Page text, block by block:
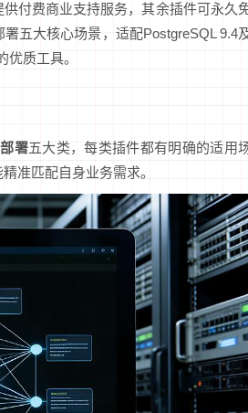
付费商业支持服务，其余插件可永久
五大核心场景，适配PostgreSQL 9.4
质工具。
署五大类，每类插件都有明确的适用
准匹配自身业务需求。